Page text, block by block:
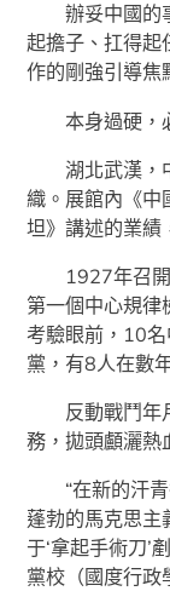
辦妥中國的
起擔子、扛得起
作的剛強引導焦
本身過硬
湖北武漢，
織。展館內《中
坦》講述的業績
1927年召
第一個中心規
考驗眼前，10
黨，有8人在數
反動戰鬥年
務，拋頭顱灑熱
“在新的汗
蓬勃的馬克思主
于‘拿起手術刀’
黨校（國度行政